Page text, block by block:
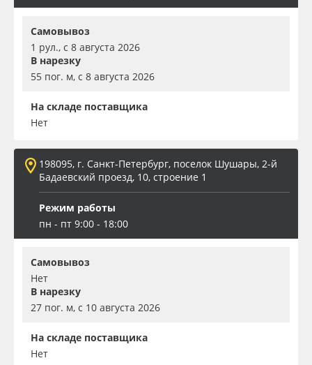
Самовывоз
1 рул., с 8 августа 2026
В нарезку
55 пог. м, с 8 августа 2026
На складе поставщика
Нет
198095, г. Санкт-Петербург, поселок Шушары, 2-й
Бадаевский проезд, 10, строение 1
Режим работы
пн - пт 9:00 - 18:00
Самовывоз
Нет
В нарезку
27 пог. м, с 10 августа 2026
На складе поставщика
Нет